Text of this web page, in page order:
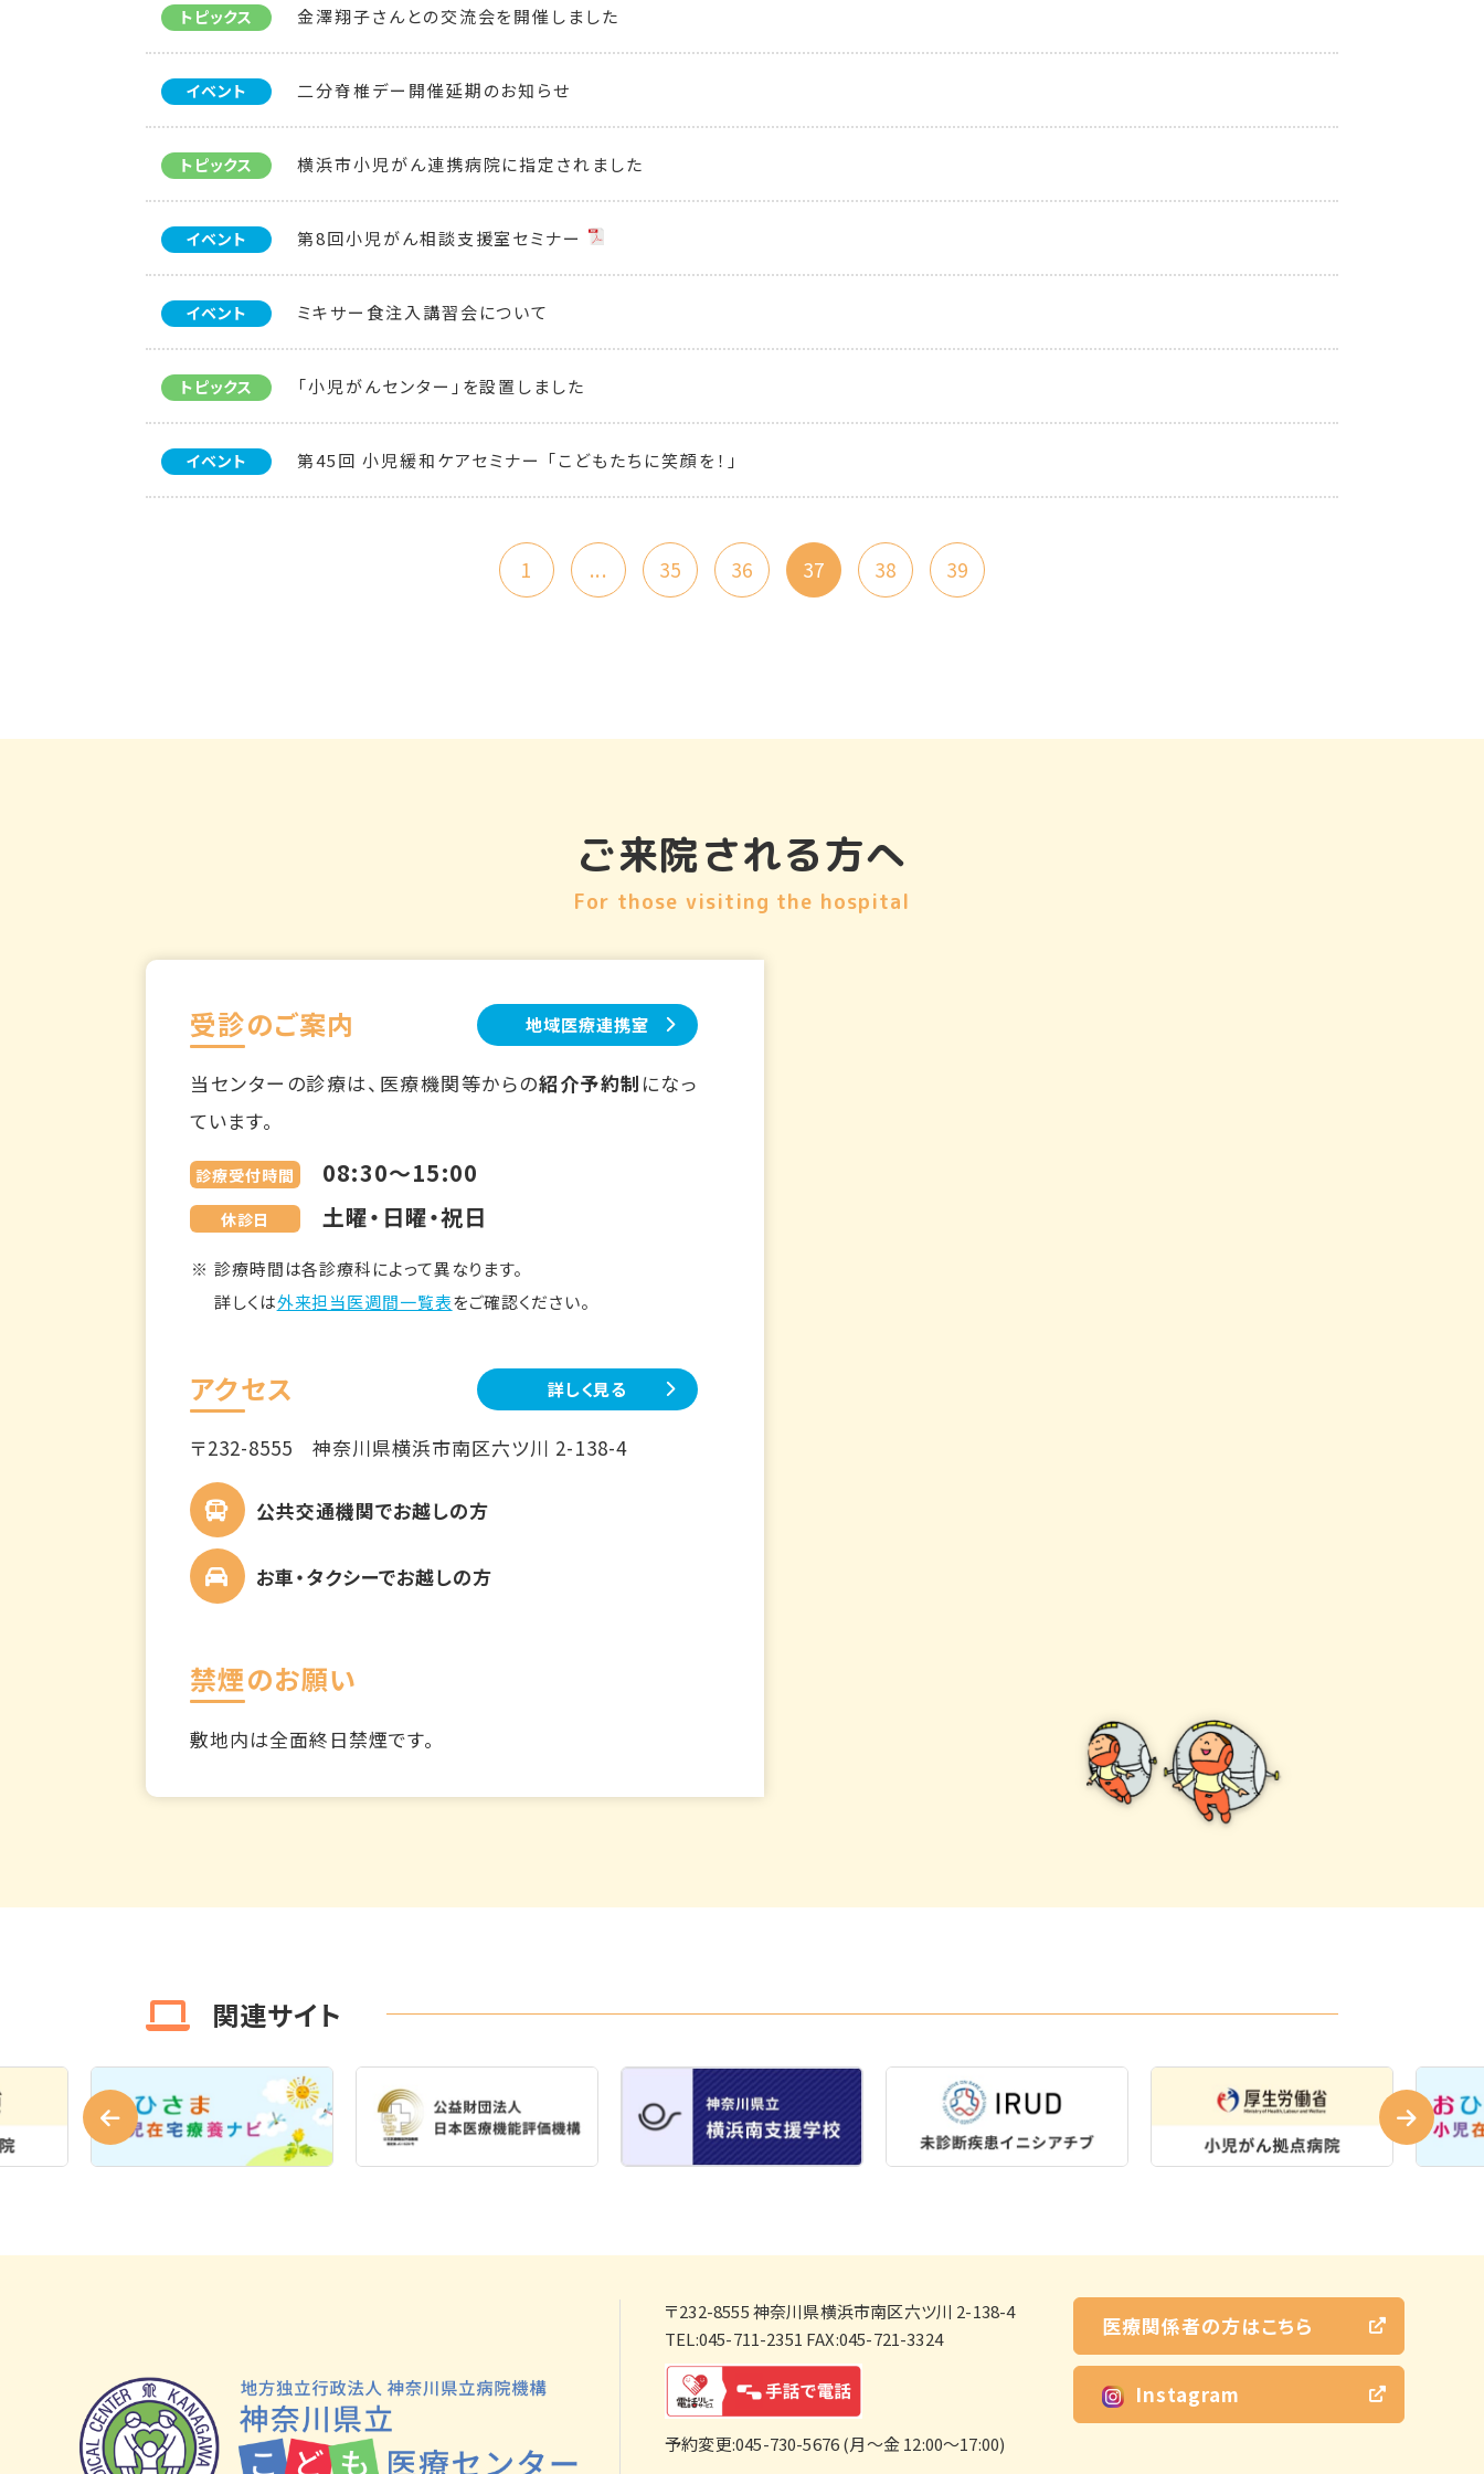
トピックス 金澤翔子さんとの交流会を開催しました
イベント 二分脊椎デー開催延期のお知らせ
トピックス 横浜市小児がん連携病院に指定されました
イベント 第8回小児がん相談支援室セミナー
イベント ミキサー食注入講習会について
トピックス 「小児がんセンター」を設置しました
イベント 第45回 小児緩和ケアセミナー 「こどもたちに笑顔を！」
1 ... 35 36 37 38 39
ご来院される方へ
For those visiting the hospital
受診のご案内 地域医療連携室
当センターの診療は、医療機関等からの紹介予約制 になっ
ています。
診療受付時間 08:30～15:00
休診日 土曜・日曜・祝日
診療時間は各診療科によって異なります。
詳しくは外来担当医週間一覧表をご確認ください。
アクセス 詳しく見る
〒232-8555神奈川県横浜市南区六ツ川 2-138-4
公共交通機関でお越しの方
お車・タクシーでお越しの方
禁煙のお願い
敷地内は全面終日禁煙です。
関連サイト
〒232-8555神奈川県横浜市南区六ツ川 2-138-4
TEL:045-711-2351 FAX:045-721-3324
予約変更:045-730-5676 (月～金 12:00～17:00)
医療関係者の方はこちら
Instagram